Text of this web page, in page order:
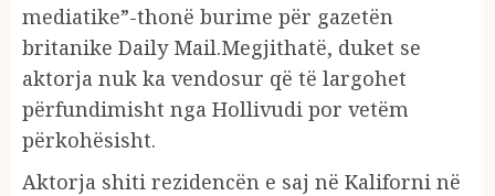
mediatike”-thonë burime për gazetën
britanike Daily Mail.Megjithatë, duket se
aktorja nuk ka vendosur që të largohet
përfundimisht nga Hollivudi por vetëm
përkohësisht.
Aktorja shiti rezidencën e saj në Kaliforni në